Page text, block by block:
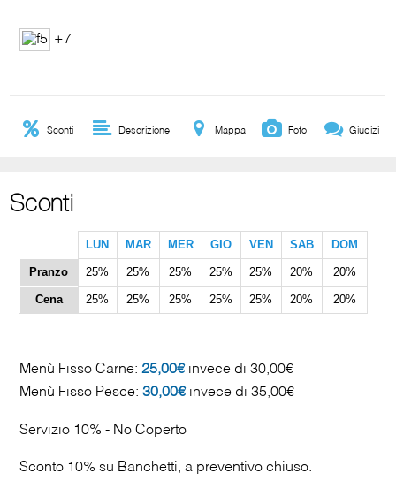
+7
Sconti Descrizione Mappa Foto Giudizi
Sconti
LUN MAR MER GIO VEN SAB DOM
Pranzo 25% 25% 25% 25% 25% 20% 20%
Cena 25% 25% 25% 25% 25% 20% 20%
Menù Fisso Carne: 25,00€invece di 30,00€
Menù Fisso Pesce: 30,00€invece di 35,00€
Servizio 10% - No Coperto
Sconto 10% su Banchetti, a preventivo chiuso.